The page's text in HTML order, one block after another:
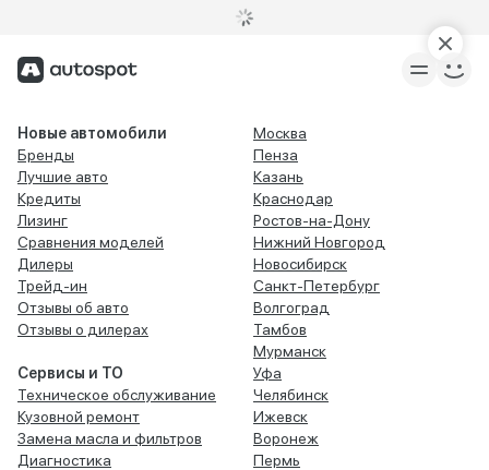
Новые автомобили
Бренды
Лучшие авто
Кредиты
Лизинг
Сравнения моделей
Дилеры
Трейд-ин
Отзывы об авто
Отзывы о дилерах
Сервисы и ТО
Техническое обслуживание
Кузовной ремонт
Замена масла и фильтров
Диагностика
Москва
Пенза
Казань
Краснодар
Ростов-на-Дону
Нижний Новгород
Новосибирск
Санкт-Петербург
Волгоград
Тамбов
Мурманск
Уфа
Челябинск
Ижевск
Воронеж
Пермь